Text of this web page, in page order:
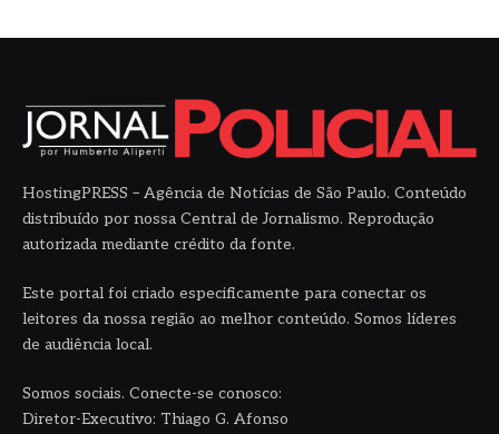
HostingPRESS – Agência de Notícias de São Paulo. Conteúdo
distribuído por nossa Central de Jornalismo. Reprodução
autorizada mediante crédito da fonte.
Este portal foi criado especificamente para conectar os
leitores da nossa região ao melhor conteúdo. Somos líderes
de audiência local.
Somos sociais. Conecte-se conosco:
Diretor-Executivo: Thiago G. Afonso